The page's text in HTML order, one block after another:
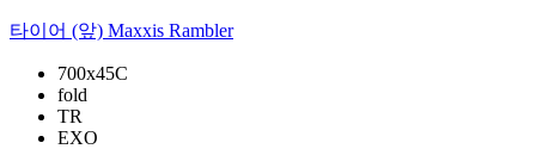
타이어 (앞) Maxxis Rambler
700x45C
fold
TR
EXO